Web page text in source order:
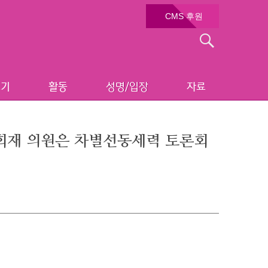
CMS 후원
활동 성명/입장 자료
의원은 차별선동세력 토론회